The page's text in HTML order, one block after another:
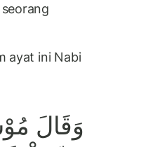
ayat ini Nabi
وَقَالَ